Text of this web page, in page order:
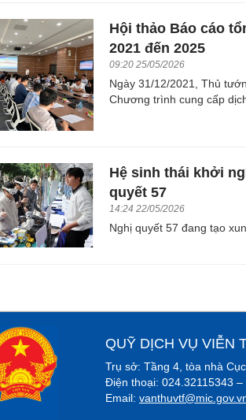
Hội thảo Báo cáo
2021 đến 2025
09:20 25/05/2026
Ngày 31/12/2021, Thủ
Chương trình cung cấp
Hệ sinh thái khởi
quyết 57
14:24 22/05/2026
Nghị quyết 57 đang tạo
QUỸ DỊCH VỤ VIỄN
Trụ sở: Tầng 4, tòa nhà
Điện thoại: 024.32115343 –
Email: